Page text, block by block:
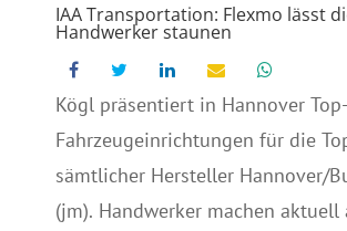
IAA Transportation: Flexmo lässt
Handwerker staunen
Kögl präsentiert in Hannover Top-
Fahrzeugeinrichtungen für die
sämtlicher Hersteller Hannover/
(jm). Handwerker machen aktuell